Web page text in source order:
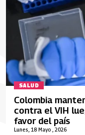
SALUD
Lunes, 18 Mayo , 2026
Colombia
contra el VIH
favor del país